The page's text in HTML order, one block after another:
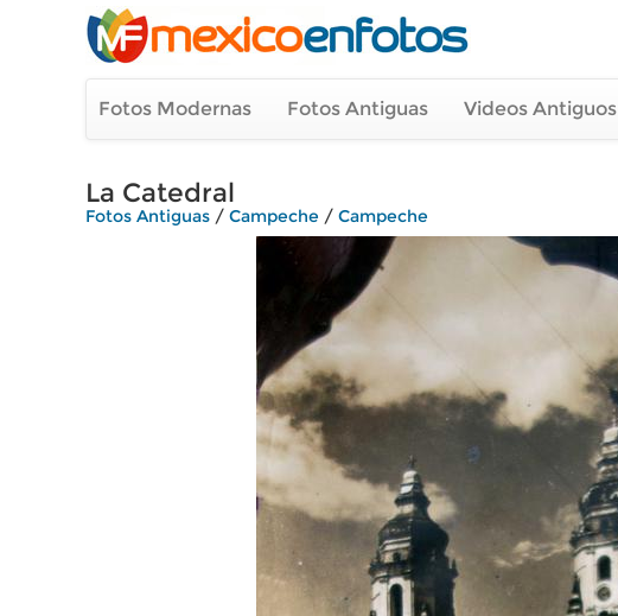
Fotos Modernas Fotos Antiguas Videos Antiguos
La Catedral
Fotos Antiguas / Campeche / Campeche